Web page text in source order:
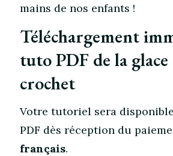
mains de nos enfants !
Téléchargement
tuto PDF de la glace
crochet
Votre tutoriel sera
PDF dès réception du
français.